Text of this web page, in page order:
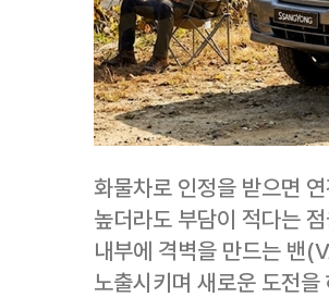
화물차로 인정을 받으면
높더라도 부담이 적다는
내부에 격벽을 만드는 밴
노출시키며 새로운 도전을